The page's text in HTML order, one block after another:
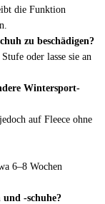
die Funktion
zu beschädigen?
oder lasse sie an
Wintersport­
auf Fleece ohne
6–8 Wochen
-schuhe?